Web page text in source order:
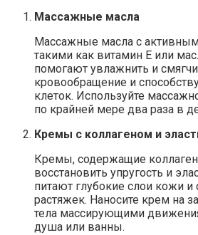
Массажные масла
Массажные масла с
такими как витамин Е или
помогают увлажнить и
кровообращение и
клеток. Используйте
по крайней мере два раза в
Кремы с коллагеном и
Кремы, содержащие
восстановить упругость и
питают глубокие слои кожи
растяжек. Наносите крем на
тела массирующими
душа или ванны.